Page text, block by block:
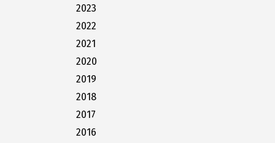
2023
2022
2021
2020
2019
2018
2017
2016